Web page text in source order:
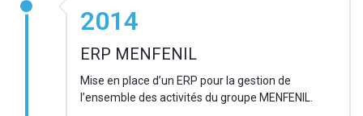
2014
ERP MENFENIL
Mise en place d’un ERP pour la gestion de
l’ensemble des activités du groupe MENFENIL.